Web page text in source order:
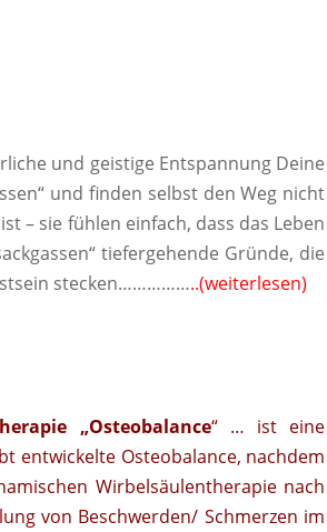
und geistige Entspannung Deine
und finden selbst den Weg nicht
– sie fühlen einfach, dass das Leben
tiefergehende Gründe, die
stecken……………..(weiterlesen)
„Osteobalance“ … ist eine
entwickelte Osteobalance, nachdem
Wirbelsäulentherapie nach
von Beschwerden/ Schmerzen im